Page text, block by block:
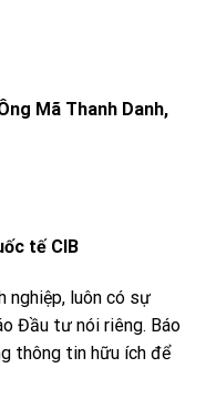
Mã Thanh Danh,
tế CIB
nghiệp, luôn có sự
Đầu tư nói riêng. Báo
thông tin hữu ích để